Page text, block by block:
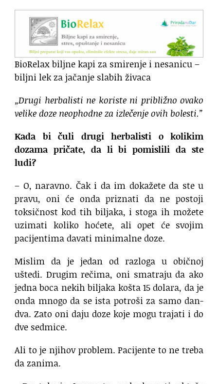
BioRelax biljne kapi za smirenje i nesanicu –
biljni lek za jačanje slabih živaca
„Drugi herbalisti ne koriste ni približno ovako
velike doze neophodne za izlečenje ovih bolesti.”
Kada bi čuli drugi herbalisti o kolikim
dozama pričate, da li bi pomislili da ste
ludi?
– O, naravno. Čak i da im dokažete da ste u
pravu, oni će onda priznati da ne postoji
toksičnost kod tih biljaka, i stoga ih možete
uzimati koliko hoćete, ali opet će svojim
pacijentima davati minimalne doze.
Mislim da je jedan od razloga u običnoj
uštedi. Drugim rečima, oni smatraju da ako
jedna boca nekih biljaka košta 15 dolara, da je
onda mnogo da se ista potroši za samo dan-
dva. Zato oni daju doze koje mogu trajati i do
dve sedmice.
Ali to je njihov problem. Pacijente to ne treba
da zanima.